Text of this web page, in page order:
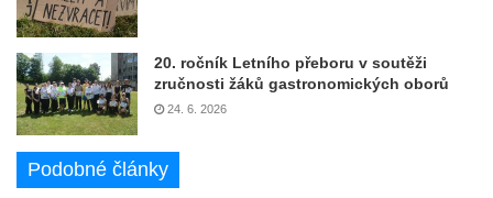
20. ročník Letního přeboru v soutěži
zručnosti žáků gastronomických oborů
24. 6. 2026
Podobné články